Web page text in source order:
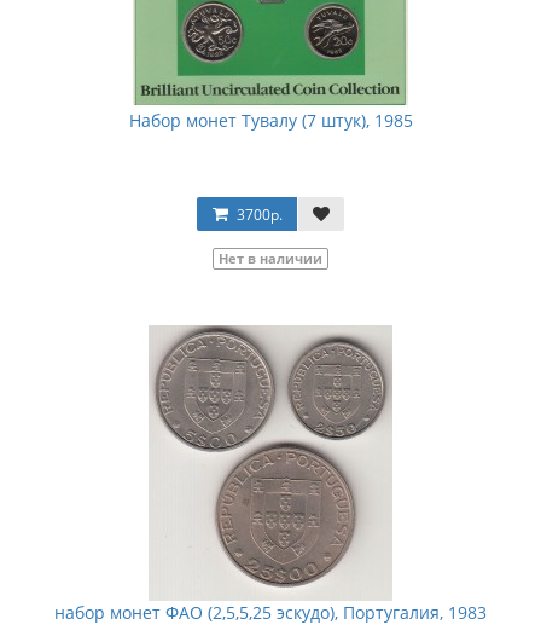
Набор монет Тувалу (7 штук), 1985
3700р.
Нет в наличии
набор монет ФАО (2,5,5,25 эскудо), Португалия, 1983